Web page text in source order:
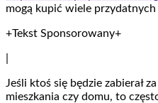
mogą kupić wiele
+Tekst Sponsorowany+
Jeśli ktoś się będzie zabierał
mieszkania czy domu, to